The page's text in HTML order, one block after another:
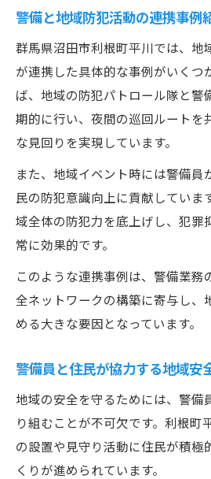
警備と地域防犯活動の連携事例
群馬県沼田市利根町平川では、地
が連携した具体的な事例がいくつ
ば、地域の防犯パトロール隊と警
期的に行い、夜間の巡回ルートを
な見回りを実現しています。
また、地域イベント時には警備員
民の防犯意識向上に貢献していま
域全体の防犯力を底上げし、犯罪
常に効果的です。
このような連携事例は、警備業務
全ネットワークの構築に寄与し、
める大きな要因となっています。
警備員と住民が協力する地域安
地域の安全を守るためには、警備
り組むことが不可欠です。利根町
の設置や見守り活動に住民が積極
くりが進められています。